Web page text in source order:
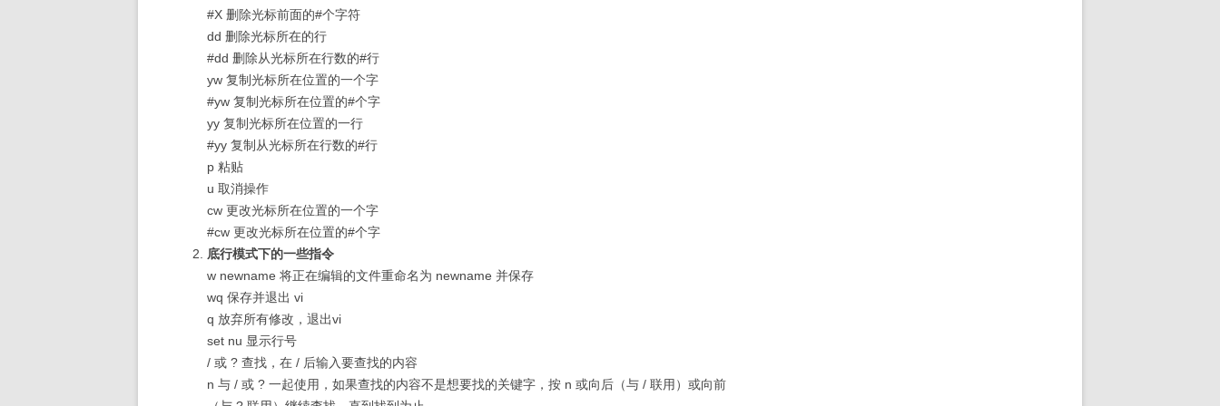
#X 删除光标前面的#个字符
dd 删除光标所在的行
#dd 删除从光标所在行数的#行
yw 复制光标所在位置的一个字
#yw 复制光标所在位置的#个字
yy 复制光标所在位置的一行
#yy 复制从光标所在行数的#行
p 粘贴
u 取消操作
cw 更改光标所在位置的一个字
#cw 更改光标所在位置的#个字
底行模式下的一些指令
w newname 将正在编辑的文件重命名为 newname 并保存
wq 保存并退出 vi
q 放弃所有修改，退出vi
set nu 显示行号
/ 或 ? 查找，在 / 后输入要查找的内容
n 与 / 或 ? 一起使用，如果查找的内容不是想要找的关键字，按 n 或向后（与 / 联用）或向前